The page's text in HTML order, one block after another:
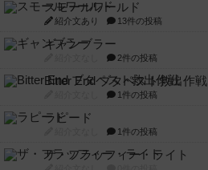
スモールワールド
紹介文あり 13件の投稿
ギャンブラー
2件の投稿
Bitter End ブタペスト救出作戦
1件の投稿
ラピード
1件の投稿
ザ・フラッフィー・ライト